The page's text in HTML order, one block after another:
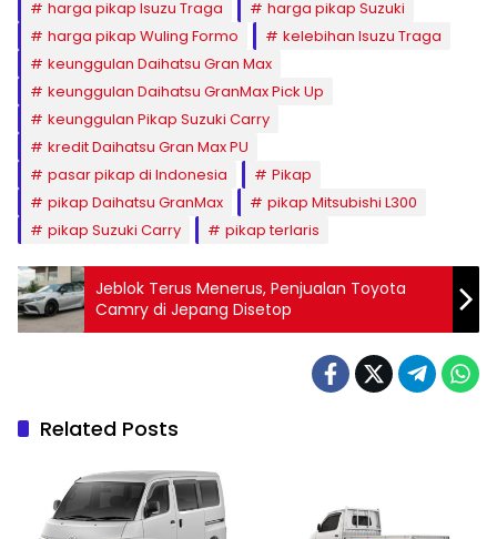
harga pikap Isuzu Traga
harga pikap Suzuki
harga pikap Wuling Formo
kelebihan Isuzu Traga
keunggulan Daihatsu Gran Max
keunggulan Daihatsu GranMax Pick Up
keunggulan Pikap Suzuki Carry
kredit Daihatsu Gran Max PU
pasar pikap di Indonesia
Pikap
pikap Daihatsu GranMax
pikap Mitsubishi L300
pikap Suzuki Carry
pikap terlaris
Jeblok Terus Menerus, Penjualan Toyota
Camry di Jepang Disetop
Related Posts